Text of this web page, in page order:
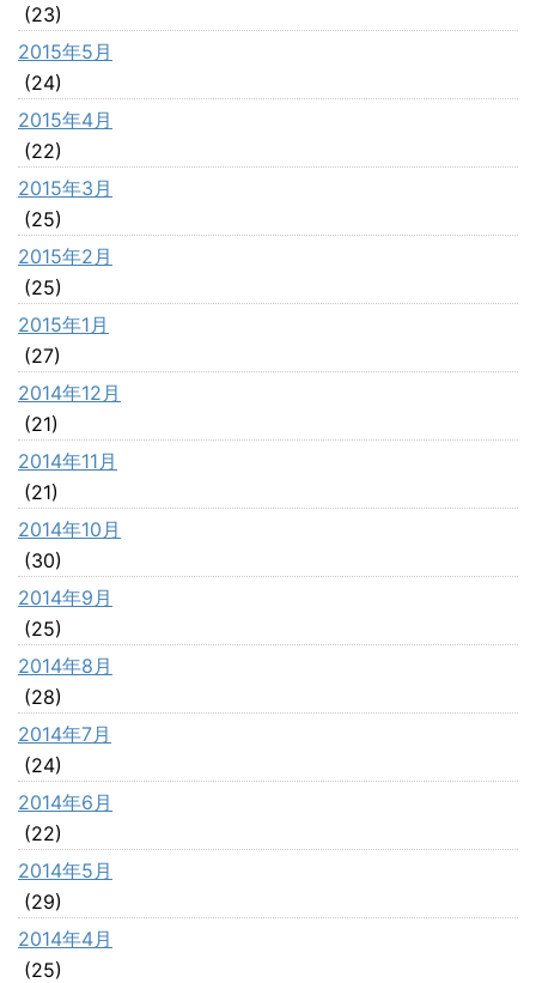
(23)
2015年5月
(24)
2015年4月
(22)
2015年3月
(25)
2015年2月
(25)
2015年1月
(27)
2014年12月
(21)
2014年11月
(21)
2014年10月
(30)
2014年9月
(25)
2014年8月
(28)
2014年7月
(24)
2014年6月
(22)
2014年5月
(29)
2014年4月
(25)